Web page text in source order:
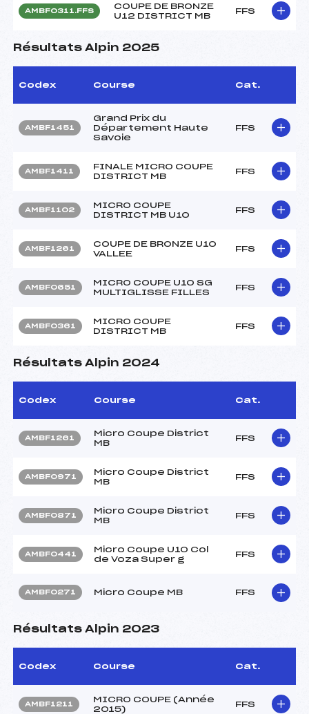
AMBF0311.FFS
COUPE DE BRONZE
U12 DISTRICT MB
FFS
Résultats Alpin 2025
Codex Course Cat.
AMBF1451
Grand Prix du
Département Haute
Savoie
FFS
AMBF1411
FINALE MICRO COUPE
DISTRICT MB
FFS
AMBF1102
MICRO COUPE
DISTRICT MB U10
FFS
AMBF1261
COUPE DE BRONZE U10
VALLEE
FFS
AMBF0651
MICRO COUPE U10 SG
MULTIGLISSE FILLES
FFS
AMBF0361
MICRO COUPE
DISTRICT MB
FFS
Résultats Alpin 2024
Codex Course Cat.
AMBF1261
Micro Coupe District
MB
FFS
AMBF0971
Micro Coupe District
MB
FFS
AMBF0871
Micro Coupe District
MB
FFS
AMBF0441
Micro Coupe U10 Col
de Voza Super g
FFS
AMBF0271 Micro Coupe MB FFS
Résultats Alpin 2023
Codex Course Cat.
AMBF1211
MICRO COUPE (Année
2015)
FFS